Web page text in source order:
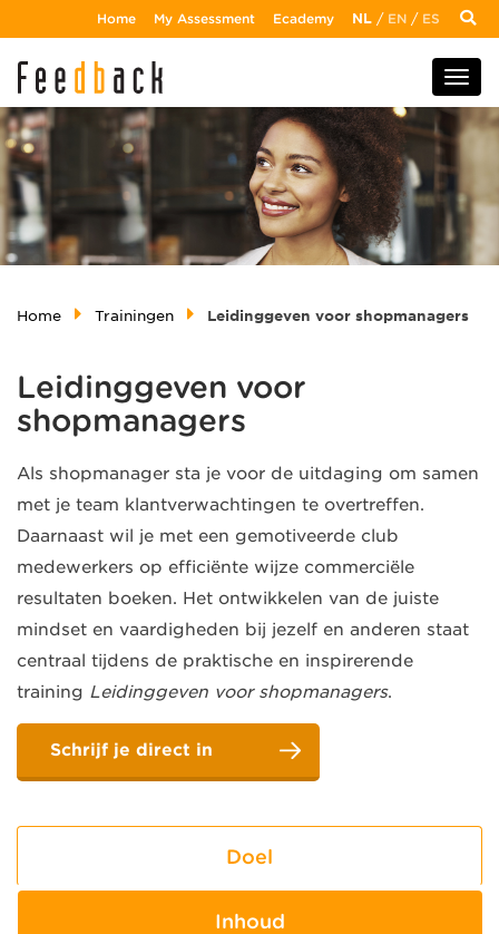
Home My Assessment Ecademy NL / EN / ES
Home Trainingen Leidinggeven voor shopmanagers
Leidinggeven voor
shopmanagers
Als shopmanager sta je voor de uitdaging om samen
met je team klantverwachtingen te overtreffen.
Daarnaast wil je met een gemotiveerde club
medewerkers op efficiënte wijze commerciële
resultaten boeken. Het ontwikkelen van de juiste
mindset en vaardigheden bij jezelf en anderen staat
centraal tijdens de praktische en inspirerende
training Leidinggeven voor shopmanagers.
Schrijf je direct in
Doel
Inhoud